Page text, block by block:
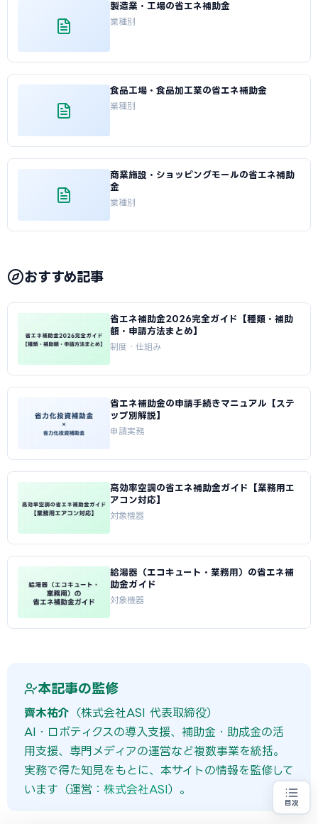
製造業・工場の省エネ補助金
業種別
食品工場・食品加工業の省エネ補助金
業種別
商業施設・ショッピングモールの省エネ補助
金
業種別
おすすめ記事
省エネ補助金2026完全ガイド【種類・補助
額・申請方法まとめ】
制度・仕組み
省エネ補助金の申請手続きマニュアル【ステ
ップ別解説】
申請実務
高効率空調の省エネ補助金ガイド【業務用エ
アコン対応】
対象機器
給湯器（エコキュート・業務用）の省エネ補
助金ガイド
対象機器
本記事の監修
齊木祐介 （株式会社ASI 代表取締役）
AI・ロボティクスの導入支援、補助金・助成金の活
用支援、専門メディアの運営など複数事業を統括。
実務で得た知見をもとに、本サイトの情報を監修して
います（運営： 株式会社ASI）。
目次